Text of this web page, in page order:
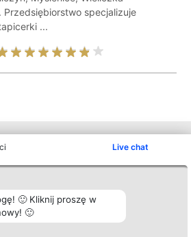
Live chat
🙂 Kliknij proszę w
🙂
Przedsiębiorstwo specjalizuje
...
Plebiscyt
Laureaci
Lista
wszystkich
Kontakt
Kontakt